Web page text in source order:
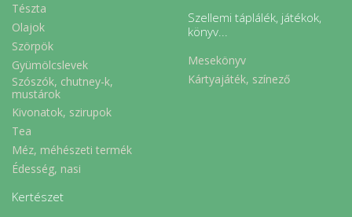
Tészta
Olajok
Szörpök
Gyümölcslevek
Szószók, chutney-k,
mustárok
Kivonatok, szirupok
Tea
Méz, méhészeti termék
Édesség, nasi
Kertészet
Szellemi táplálék, játékok,
könyv...
Mesekönyv
Kártyajáték, színező